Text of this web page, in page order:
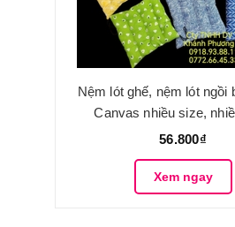
Nệm lót ghế, nệm lót ngồi
Canvas nhiều size,
56.800₫
Xem ngay